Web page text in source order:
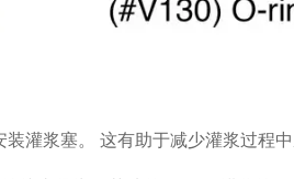
灌浆塞。 这有助于减少灌浆过程中